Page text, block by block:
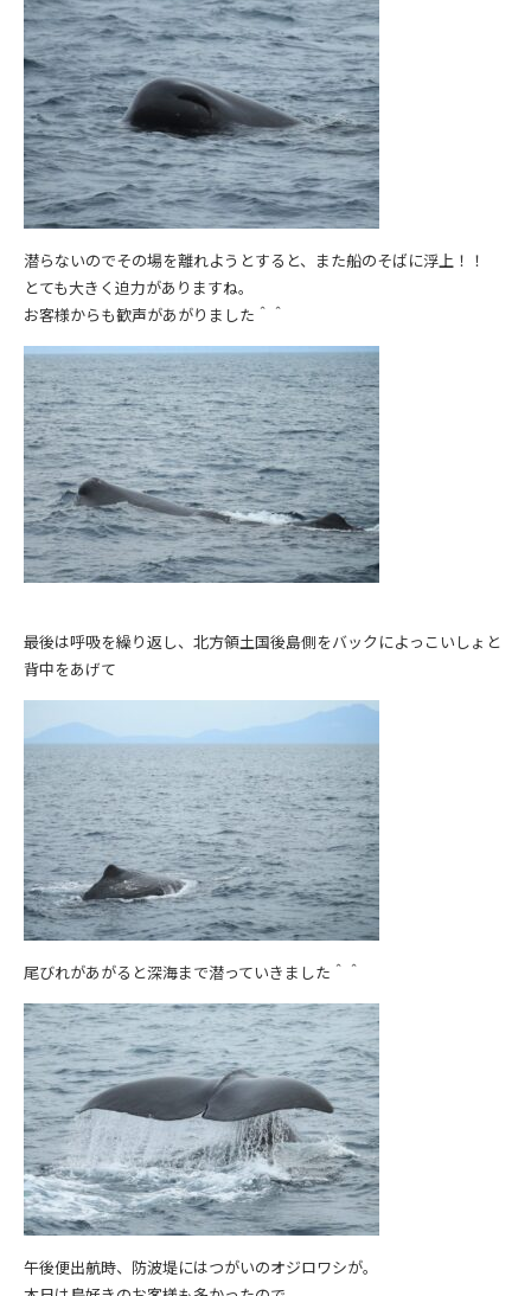
潜らないのでその場を離れようとすると、また船のそばに浮上！！
とても大きく迫力がありますね。
お客様からも歓声があがりました＾＾
最後は呼吸を繰り返し、北方領土国後島側をバックによっこいしょと
背中をあげて
尾びれがあがると深海まで潜っていきました＾＾
午後便出航時、防波堤にはつがいのオジロワシが。